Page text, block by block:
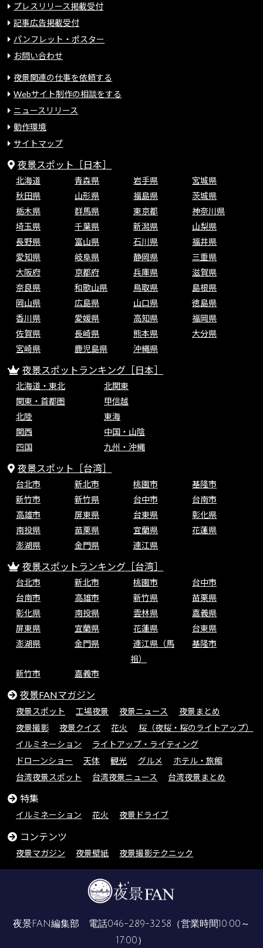
プレスリリース掲載受付
記事広告掲載受付
パンフレット・ポスター
お問い合わせ
夜景関連の仕事を依頼する
Webサイト制作の相談をする
ニュースリリース
動作環境
サイトマップ
夜景スポット［日本］
北海道 青森県 岩手県
宮城県
秋田県
山形県 福島県
茨城県
栃木県
群馬県 東京都
神奈川県
埼玉県
千葉県 新潟県
山梨県
長野県
富山県 石川県
福井県
愛知県
岐阜県 静岡県
三重県
大阪府
京都府 兵庫県
滋賀県
奈良県
和歌山県 鳥取県
島根県
岡山県
広島県 山口県
徳島県
香川県
愛媛県 高知県
福岡県
佐賀県
長崎県 熊本県
大分県
宮崎県
鹿児島県 沖縄県
夜景スポットランキング［日本］
北海道・東北
北関東
関東・首都圏
甲信越
北陸
東海
関西
中国・山陰
四国
九州・沖縄
夜景スポット［台湾］
台北市 新北市 桃園市
基隆市
新竹市
新竹県 台中市
台南市
高雄市
屏東県 台東県
彰化県
南投県
苗栗県 宜蘭県
花蓮県
澎湖県
金門県 連江県
夜景スポットランキング［台湾］
台北市 新北市 桃園市
台中市
台南市
高雄市 新竹県
苗栗県
彰化県
南投県 雲林県
嘉義県
屏東県
宜蘭県 花蓮県
台東県
澎湖県
金門県
連江県（馬
祖）
基隆市
新竹市 嘉義市
夜景FANマガジン
夜景スポット 工場夜景 夜景ニュース
夜景まとめ
夜景撮影
夜景クイズ 花火
桜（夜桜・桜のライトアップ）
イルミネーション
ライトアップ・ライティング
ドローンショー
天体 観光 グルメ
ホテル・旅館
台湾夜景スポット
台湾夜景ニュース 台湾夜景まとめ
特集
イルミネーション 花火 夜景ドライブ
コンテンツ
夜景マガジン 夜景壁紙 夜景撮影テクニック
夜景FAN編集部 電話046-289-3258 （営業時間10:00～
17:00）